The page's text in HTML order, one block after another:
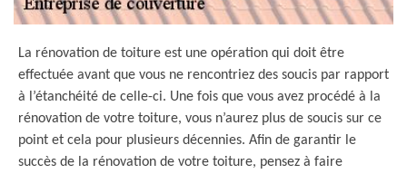
La rénovation de toiture est une opération qui doit être
effectuée avant que vous ne rencontriez des soucis par rapport
à l’étanchéité de celle-ci. Une fois que vous avez procédé à la
rénovation de votre toiture, vous n’aurez plus de soucis sur ce
point et cela pour plusieurs décennies. Afin de garantir le
succès de la rénovation de votre toiture, pensez à faire